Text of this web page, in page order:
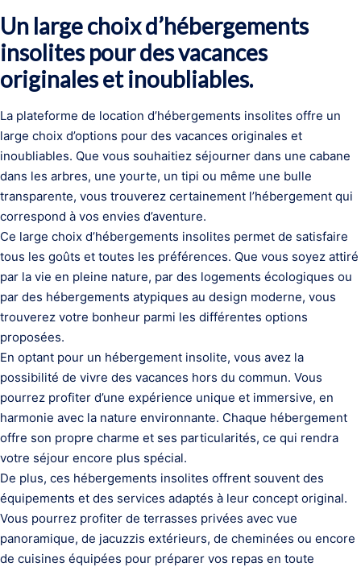
Un large choix d’hébergements
insolites pour des vacances
originales et inoubliables.
La plateforme de location d’hébergements insolites offre un
large choix d’options pour des vacances originales et
inoubliables. Que vous souhaitiez séjourner dans une cabane
dans les arbres, une yourte, un tipi ou même une bulle
transparente, vous trouverez certainement l’hébergement qui
correspond à vos envies d’aventure.
Ce large choix d’hébergements insolites permet de satisfaire
tous les goûts et toutes les préférences. Que vous soyez attiré
par la vie en pleine nature, par des logements écologiques ou
par des hébergements atypiques au design moderne, vous
trouverez votre bonheur parmi les différentes options
proposées.
En optant pour un hébergement insolite, vous avez la
possibilité de vivre des vacances hors du commun. Vous
pourrez profiter d’une expérience unique et immersive, en
harmonie avec la nature environnante. Chaque hébergement
offre son propre charme et ses particularités, ce qui rendra
votre séjour encore plus spécial.
De plus, ces hébergements insolites offrent souvent des
équipements et des services adaptés à leur concept original.
Vous pourrez profiter de terrasses privées avec vue
panoramique, de jacuzzis extérieurs, de cheminées ou encore
de cuisines équipées pour préparer vos repas en toute